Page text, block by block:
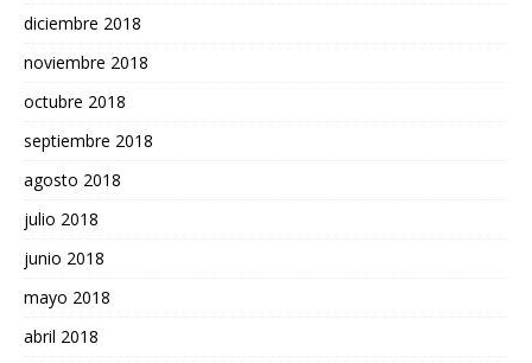
diciembre 2018
noviembre 2018
octubre 2018
septiembre 2018
agosto 2018
julio 2018
junio 2018
mayo 2018
abril 2018